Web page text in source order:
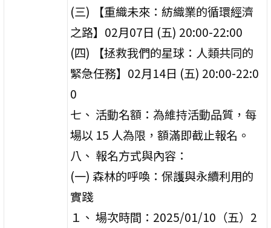
(三) 【重織未來：紡織業的循環經濟
之路】02月07日 (五) 20:00-22:00
(四) 【拯救我們的星球：人類共同的
緊急任務】02月14日 (五) 20:00-22:0
0
七、 活動名額：為維持活動品質，每
場以 15 人為限，額滿即截止報名。
八、 報名方式與內容：
(一) 森林的呼喚：保護與永續利用的
實踐
１、 場次時間：2025/01/10（五）2